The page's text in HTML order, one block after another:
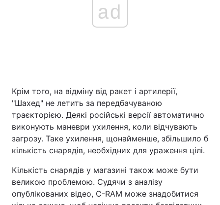
ad
Крім того, на відміну від ракет і артилерії,
"Шахед" не летить за передбачуваною
траєкторією. Деякі російські версії автоматично
виконують маневри ухилення, коли відчувають
загрозу. Таке ухилення, щонайменше, збільшило б
кількість снарядів, необхідних для ураження цілі.
Кількість снарядів у магазині також може бути
великою проблемою. Судячи з аналізу
опублікованих відео, C-RAM може знадобитися